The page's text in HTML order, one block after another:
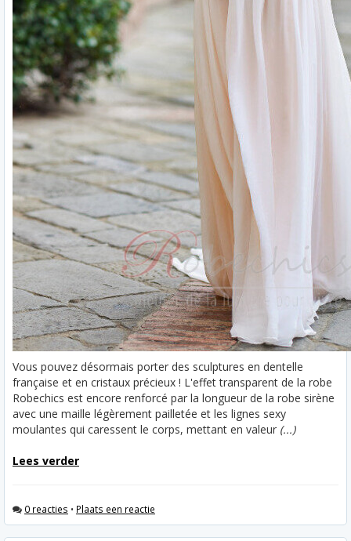
Vous pouvez désormais porter des sculptures en dentelle
française et en cristaux précieux ! L'effet transparent de la robe
Robechics est encore renforcé par la longueur de la robe sirène
avec une maille légèrement pailletée et les lignes sexy
moulantes qui caressent le corps, mettant en valeur (...)
Lees verder
0 reacties • Plaats een reactie